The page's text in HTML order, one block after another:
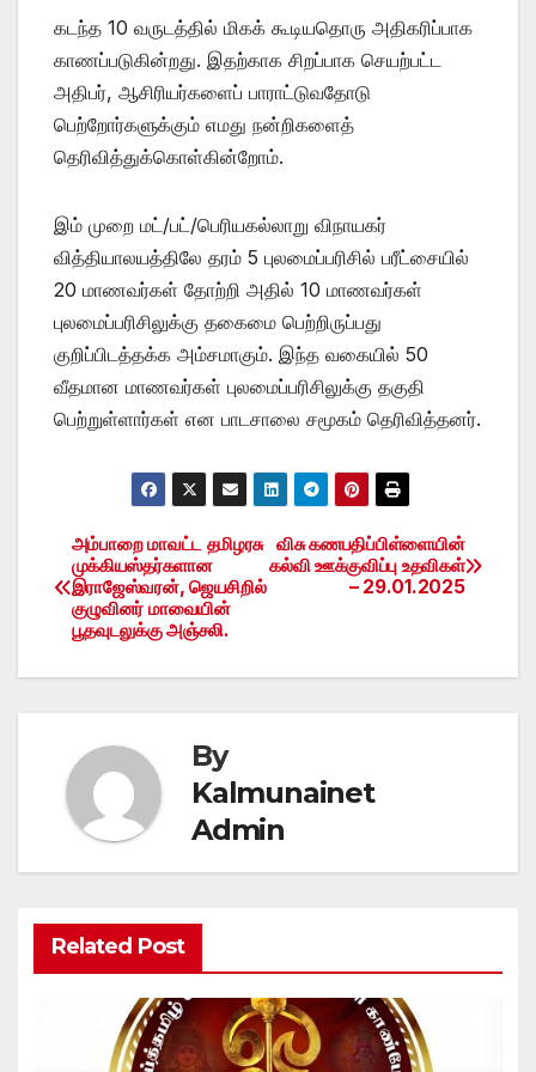
கடந்த 10 வருடத்தில் மிகக் கூடியதொரு அதிகரிப்பாக
காணப்படுகின்றது. இதற்காக சிறப்பாக செயற்பட்ட
அதிபர், ஆசிரியர்களைப் பாராட்டுவதோடு
பெற்றோர்களுக்கும் எமது நன்றிகளைத்
தெரிவித்துக்கொள்கின்றோம்.
இம் முறை மட்/பட்/பெரியகல்லாறு விநாயகர்
வித்தியாலயத்திலே தரம் 5 புலமைப்பரிசில் பரீட்சையில்
20 மாணவர்கள் தோற்றி அதில் 10 மாணவர்கள்
புலமைப்பரிசிலுக்கு தகைமை பெற்றிருப்பது
குறிப்பிடத்தக்க அம்சமாகும். இந்த வகையில் 50
வீதமான மாணவர்கள் புலமைப்பரிசிலுக்கு தகுதி
பெற்றுள்ளார்கள் என பாடசாலை சமூகம் தெரிவித்தனர்.
Post
navigation
விசு கணபதிப்பிள்ளையின்
கல்வி ஊக்குவிப்பு உதவிகள்
– 29.01.2025
அம்பாறை மாவட்ட தமிழரசு
முக்கியஸ்தர்களான
இராஜேஸ்வரன், ஜெயசிறில்
குழுவினர் மாவையின்
பூதவுடலுக்கு அஞ்சலி.
By
Kalmunainet
Admin
Related Post